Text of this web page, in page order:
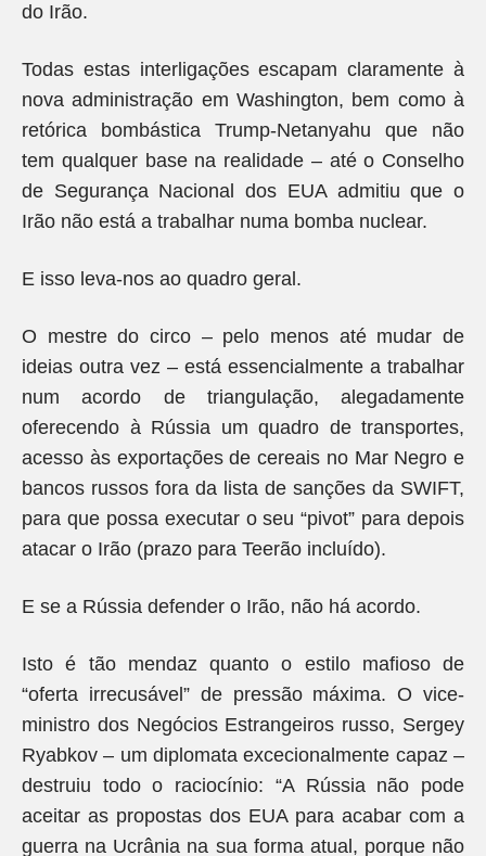
do Irão.
Todas estas interligações escapam claramente à
nova administração em Washington, bem como à
retórica bombástica Trump-Netanyahu que não
tem qualquer base na realidade – até o Conselho
de Segurança Nacional dos EUA admitiu que o
Irão não está a trabalhar numa bomba nuclear.
E isso leva-nos ao quadro geral.
O mestre do circo – pelo menos até mudar de
ideias outra vez – está essencialmente a trabalhar
num acordo de triangulação, alegadamente
oferecendo à Rússia um quadro de transportes,
acesso às exportações de cereais no Mar Negro e
bancos russos fora da lista de sanções da SWIFT,
para que possa executar o seu “pivot” para depois
atacar o Irão (prazo para Teerão incluído).
E se a Rússia defender o Irão, não há acordo.
Isto é tão mendaz quanto o estilo mafioso de
“oferta irrecusável” de pressão máxima. O vice-
ministro dos Negócios Estrangeiros russo, Sergey
Ryabkov – um diplomata excecionalmente capaz –
destruiu todo o raciocínio: “A Rússia não pode
aceitar as propostas dos EUA para acabar com a
guerra na Ucrânia na sua forma atual, porque não